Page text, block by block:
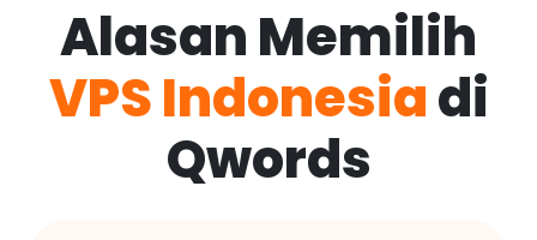
Alasan Memilih
VPS Indonesiadi
Qwords